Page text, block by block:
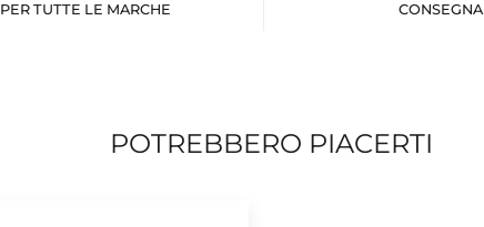
PER TUTTE LE MARCHE
CONSEGNA
POTREBBERO PIACERTI